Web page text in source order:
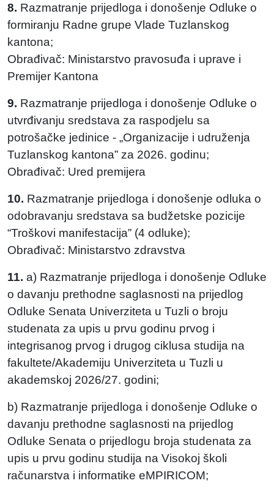
8. Razmatranje prijedloga i donošenje Odluke o
formiranju Radne grupe Vlade Tuzlanskog
kantona;
Obrađivač: Ministarstvo pravosuđa i uprave i
Premijer Kantona
9. Razmatranje prijedloga i donošenje Odluke o
utvrđivanju sredstava za raspodjelu sa
potrošačke jedinice - „Organizacije i udruženja
Tuzlanskog kantona” za 2026. godinu;
Obrađivač: Ured premijera
10. Razmatranje prijedloga i donošenje odluka o
odobravanju sredstava sa budžetske pozicije
“Troškovi manifestacija” (4 odluke);
Obrađivač: Ministarstvo zdravstva
11. a) Razmatranje prijedloga i donošenje Odluke
o davanju prethodne saglasnosti na prijedlog
Odluke Senata Univerziteta u Tuzli o broju
studenata za upis u prvu godinu prvog i
integrisanog prvog i drugog ciklusa studija na
fakultete/Akademiju Univerziteta u Tuzli u
akademskoj 2026/27. godini;
b) Razmatranje prijedloga i donošenje Odluke o
davanju prethodne saglasnosti na prijedlog
Odluke Senata o prijedlogu broja studenata za
upis u prvu godinu studija na Visokoj školi
računarstva i informatike eMPIRICOM;